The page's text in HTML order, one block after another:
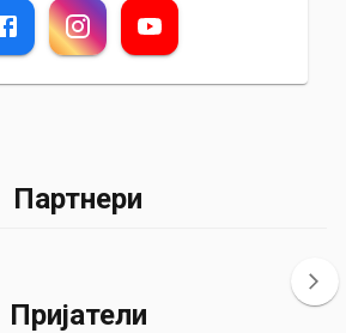
Партнери
Пријатели